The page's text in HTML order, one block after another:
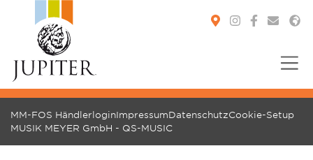
MM-FOS HändlerloginImpressumDatenschutzCookie-Setup
MUSIK MEYER GmbH - QS-MUSIC